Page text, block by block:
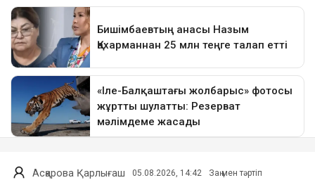
Асқарова Қарлығаш 05.08.2026, 14:42 Заң мен тәртіп